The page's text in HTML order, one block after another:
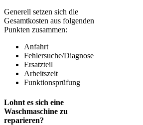
Generell setzen sich die
Gesamtkosten aus folgenden
Punkten zusammen:
Anfahrt
Fehlersuche/Diagnose
Ersatzteil
Arbeitszeit
Funktionsprüfung
Lohnt es sich eine
Waschmaschine zu
reparieren?